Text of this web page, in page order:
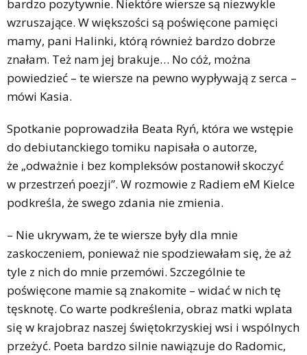
bardzo pozytywnie. Niektóre wiersze są niezwykle
wzruszające. W większości są poświęcone pamięci
mamy, pani Halinki, którą również bardzo dobrze
znałam. Też nam jej brakuje… No cóż, można
powiedzieć – te wiersze na pewno wypływają z serca –
mówi Kasia.
Spotkanie poprowadziła Beata Ryń, która we wstępie
do debiutanckiego tomiku napisała o autorze,
że „odważnie i bez kompleksów postanowił skoczyć
w przestrzeń poezji”. W rozmowie z Radiem eM Kielce
podkreśla, że swego zdania nie zmienia.
– Nie ukrywam, że te wiersze były dla mnie
zaskoczeniem, ponieważ nie spodziewałam się, że aż
tyle z nich do mnie przemówi. Szczególnie te
poświęcone mamie są znakomite – widać w nich tę
tęsknotę. Co warte podkreślenia, obraz matki wplata
się w krajobraz naszej świętokrzyskiej wsi i wspólnych
przeżyć. Poeta bardzo silnie nawiązuje do Radomic,